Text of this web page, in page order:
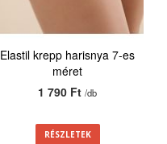
Elastil krepp harisnya 7-es
méret
1 790 Ft/db
RÉSZLETEK